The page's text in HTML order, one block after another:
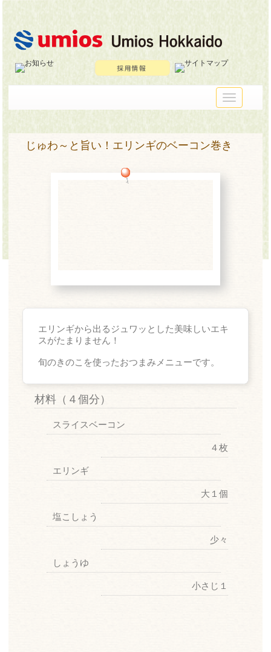
メ
イ
メ
ニ
じゅわ～と旨い！エリンギのベーコン巻き
エリンギから出るジュワッとした美味しいエキ
スがたまりません！
旬のきのこを使ったおつまみメニューです。
材料 （４個分）
スライスベーコン
４枚
エリンギ
大１個
塩こしょう
少々
しょうゆ
小さじ１